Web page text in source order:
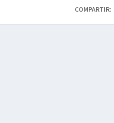
COMPARTIR: